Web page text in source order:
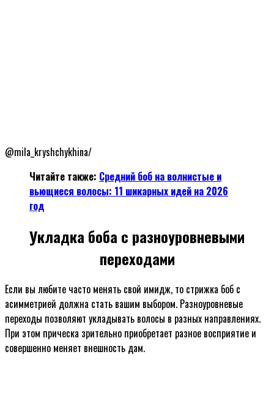
@mila_kryshchykhina/
Читайте также: Средний боб на волнистые и
вьющиеся волосы: 11 шикарных идей на 2026
год
Укладка боба с разноуровневыми
переходами
Если вы любите часто менять свой имидж, то стрижка боб с
асимметрией должна стать вашим выбором. Разноуровневые
переходы позволяют укладывать волосы в разных направлениях.
При этом прическа зрительно приобретает разное восприятие и
совершенно меняет внешность дам.